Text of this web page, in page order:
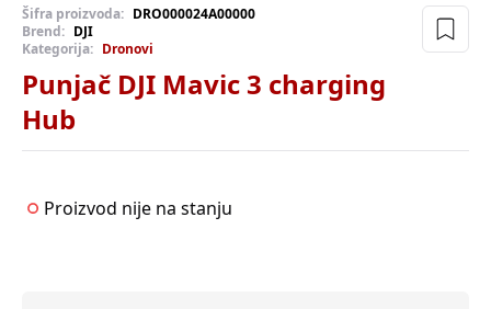
Šifra proizvoda: DRO000024A00000
Brend: DJI
Kategorija: Dronovi
Punjač DJI Mavic 3 charging
Hub
Proizvod nije na stanju